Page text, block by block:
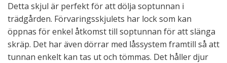
Detta skjul är perfekt för att dölja soptunnan i
trädgården. Förvaringsskjulets har lock som kan
öppnas för enkel åtkomst till soptunnan för att slänga
skräp. Det har även dörrar med låssystem framtill så att
tunnan enkelt kan tas ut och tömmas. Det håller djur